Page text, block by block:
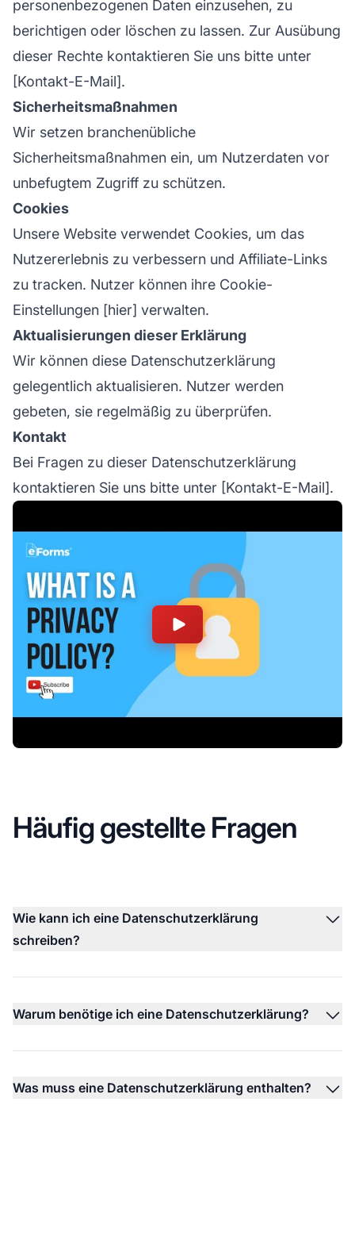
personenbezogenen Daten einzusehen, zu
berichtigen oder löschen zu lassen. Zur Ausübung
dieser Rechte kontaktieren Sie uns bitte unter
[Kontakt-E-Mail].
Sicherheitsmaßnahmen
Wir setzen branchenübliche
Sicherheitsmaßnahmen ein, um Nutzerdaten vor
unbefugtem Zugriff zu schützen.
Cookies
Unsere Website verwendet Cookies, um das
Nutzererlebnis zu verbessern und Affiliate-Links
zu tracken. Nutzer können ihre Cookie-
Einstellungen [hier] verwalten.
Aktualisierungen dieser Erklärung
Wir können diese Datenschutzerklärung
gelegentlich aktualisieren. Nutzer werden
gebeten, sie regelmäßig zu überprüfen.
Kontakt
Bei Fragen zu dieser Datenschutzerklärung
kontaktieren Sie uns bitte unter [Kontakt-E-Mail].
Häufig gestellte Fragen
Wie kann ich eine Datenschutzerklärung
schreiben?
Warum benötige ich eine Datenschutzerklärung?
Was muss eine Datenschutzerklärung enthalten?